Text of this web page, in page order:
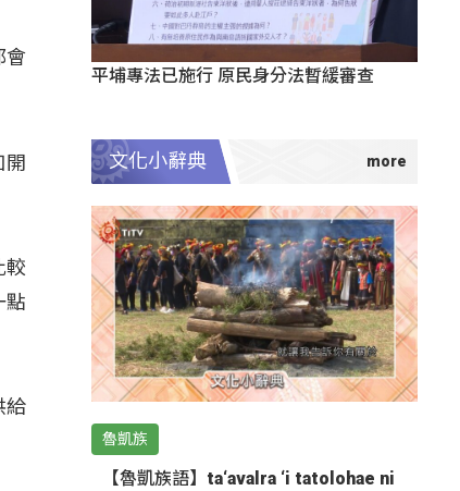
會
開
較
點
給
平埔專法已施行 原民身分法暫緩審查
文化小辭典
魯凱族
【魯凱族語】ta‘avalra ‘i tatolohae ni